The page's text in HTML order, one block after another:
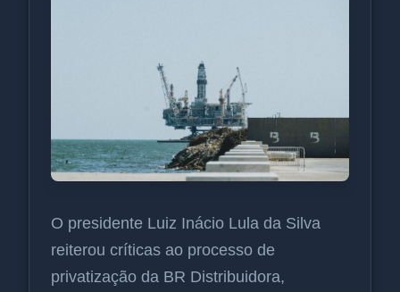
O presidente Luiz Inácio Lula da Silva
reiterou críticas ao processo de
privatização da BR Distribuidora,